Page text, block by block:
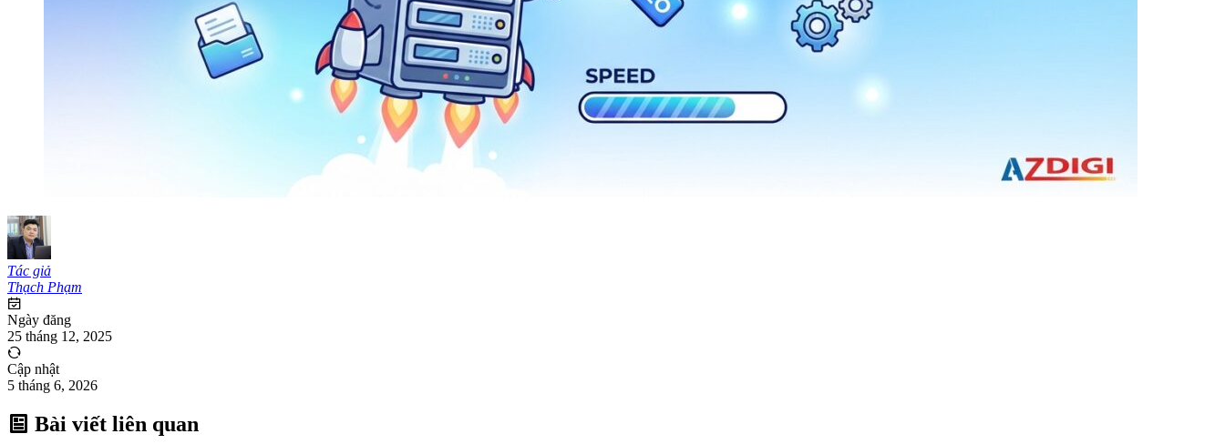
Tác giả
Thạch Phạm
Ngày đăng
25 tháng 12, 2025
Cập nhật
5 tháng 6, 2026
Bài viết liên quan